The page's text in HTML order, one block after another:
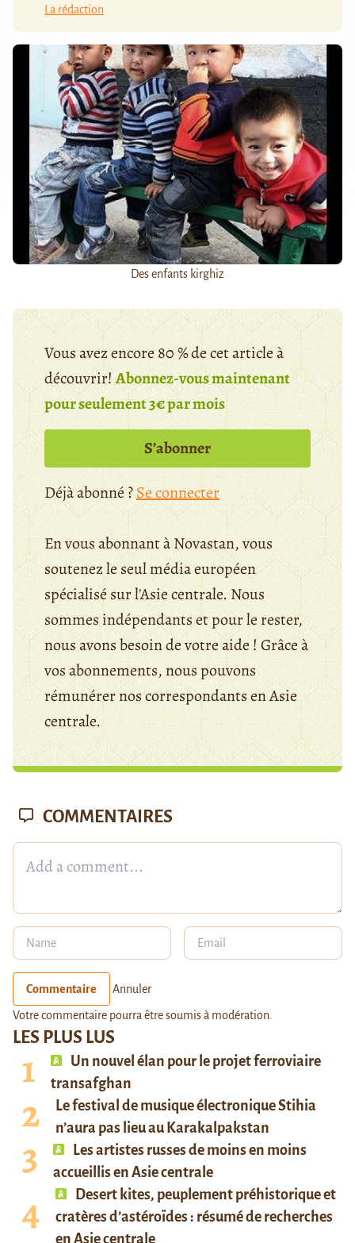
La rédaction
Des enfants kirghiz
Vous avez encore 80 % de cet article à
découvrir!Abonnez-vous maintenant
pour seulement 3€ par mois
S’abonner
Déjà abonné ?Se connecter
En vous abonnant à Novastan, vous
soutenez le seul média européen
spécialisé sur l'Asie centrale. Nous
sommes indépendants et pour le rester,
nous avons besoin de votre aide ! Grâce à
vos abonnements, nous pouvons
rémunérer nos correspondants en Asie
centrale.
LES PLUS LUS
Un nouvel élan pour le projet ferroviaire
transafghan
Le festival de musique électronique Stihia
n’aura pas lieu au Karakalpakstan
Les artistes russes de moins en moins
accueillis en Asie centrale
Desert kites, peuplement préhistorique et
cratères d’astéroïdes : résumé de recherches
en Asie centrale
COMMENTAIRES
Commentaire Annuler
Votre commentaire pourra être soumis à modération.